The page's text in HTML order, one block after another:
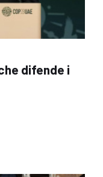
difende i